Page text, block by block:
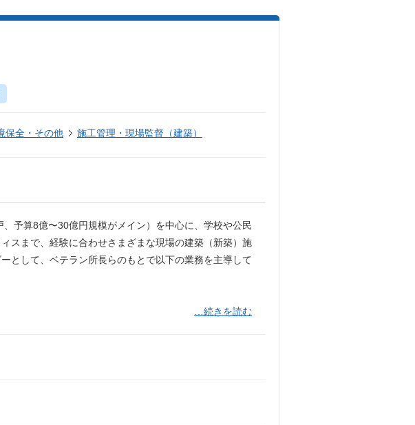
保全・その他 施工管理・現場監督（建築）
予算8億〜30億円規模がメイン）を中心に、学校や公民
スまで、経験に合わせさまざまな現場の建築（新築）施
として、ベテラン所長らのもとで以下の業務を主導して
…続きを読む